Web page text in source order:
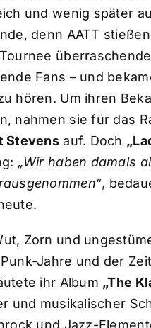
und wenig später
denn AATT
Fans – und
hören. Um ihren
nahmen sie für das
Stevens auf. Doch
„Wir haben damals
,
Zorn und
Jahre und der
ihr Album „The
und musikalischer
und Jazz-